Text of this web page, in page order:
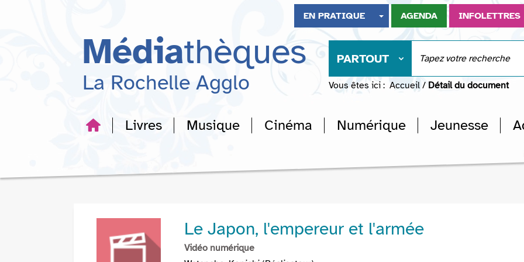
recherche
EN PRATIQUE AGENDA INFOLETTRES
Médiathèques
La Rochelle Agglo
PARTOUT
Vous êtes ici : Accueil / Détail du document
Livres Musique Cinéma Numérique Jeunesse
Le Japon, l'empereur et l'armée
Vidéo numérique